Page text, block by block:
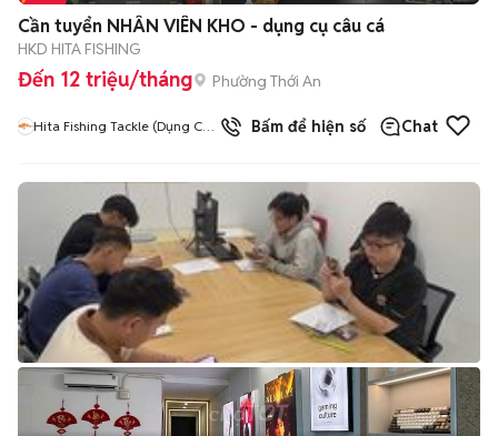
Cần tuyển NHÂN VIÊN KHO - dụng cụ câu cá
HKD HITA FISHING
Đến 12 triệu/tháng Phường Thới An
Hita Fishing Tackle (Dụng Cụ
Bấm để hiện số Chat